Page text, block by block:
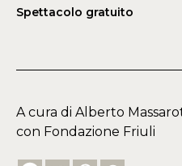
Spettacolo gratuito
A cura di Alberto
con Fondazione Friuli